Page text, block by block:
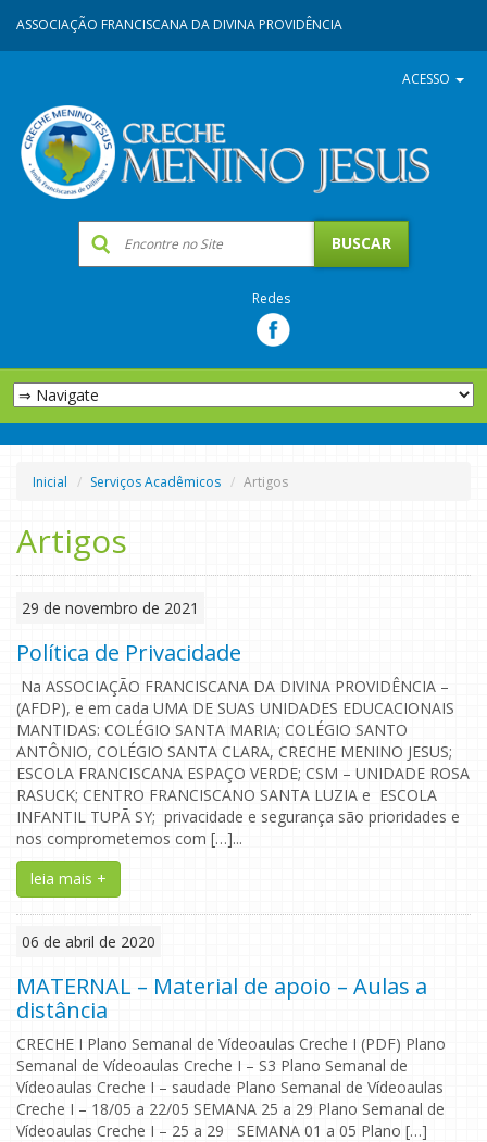
ASSOCIAÇÃO FRANCISCANA DA DIVINA PROVIDÊNCIA
ACESSO
Redes
Inicial Serviços Acadêmicos Artigos
Artigos
29 de novembro de 2021
Política de Privacidade
Na ASSOCIAÇÃO FRANCISCANA DA DIVINA PROVIDÊNCIA –
(AFDP), e em cada UMA DE SUAS UNIDADES EDUCACIONAIS
MANTIDAS: COLÉGIO SANTA MARIA; COLÉGIO SANTO
ANTÔNIO, COLÉGIO SANTA CLARA, CRECHE MENINO JESUS;
ESCOLA FRANCISCANA ESPAÇO VERDE; CSM – UNIDADE ROSA
RASUCK; CENTRO FRANCISCANO SANTA LUZIA e ESCOLA
INFANTIL TUPÃ SY; privacidade e segurança são prioridades e
nos comprometemos com […]...
leia mais +
06 de abril de 2020
MATERNAL – Material de apoio – Aulas a
distância
CRECHE I Plano Semanal de Vídeoaulas Creche I (PDF) Plano
Semanal de Vídeoaulas Creche I – S3 Plano Semanal de
Vídeoaulas Creche I – saudade Plano Semanal de Vídeoaulas
Creche I – 18/05 a 22/05 SEMANA 25 a 29 Plano Semanal de
Vídeoaulas Creche I – 25 a 29 SEMANA 01 a 05 Plano […]